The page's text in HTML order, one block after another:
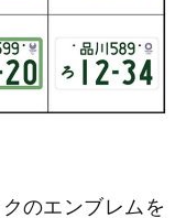
のエンブレムを